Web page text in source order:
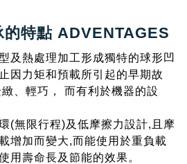
特點 ADVENTAGES
及熱處理加工形成獨特的球形凹
因力矩和預載所引起的早期故
、輕巧， 而有利於機器的設
(無限行程)及低摩擦力設計,且摩
增加而變大,而能使用於重負載
用壽命長及節能的效果。